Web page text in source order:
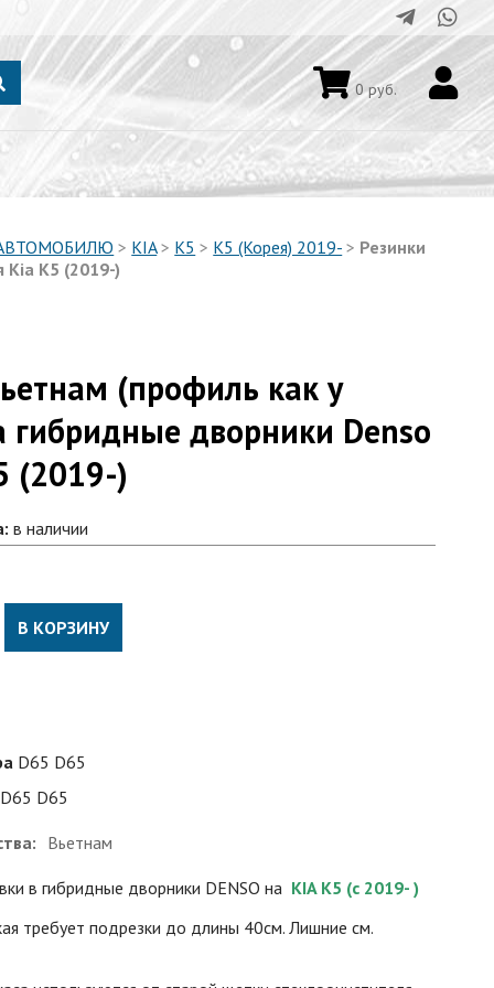
0руб.
> KIA> K5 > K5 (Корея) 2019- > Резинки
Kia K5 (2019-)
(профиль как у
гибридные дворники Denso
(2019-)
в наличии
В КОРЗИНУ
D65 D65
D65 D65
Вьетнам
в гибридные дворники DENSO на KIA K5 (с 2019- )
требует подрезки до длины 40см. Лишние см.